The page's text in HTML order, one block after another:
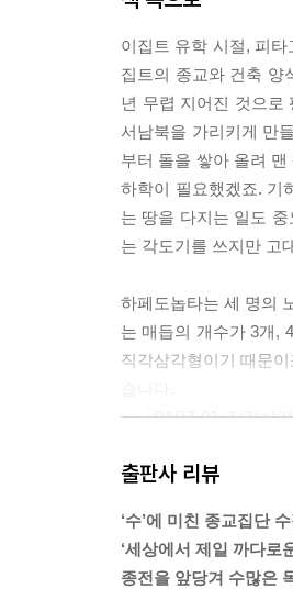
이집트 유학 시절, 피
집트의 종교와 건축 양
년 무렵 지어진 것으로
서남북을 가리키게 만
부터 돌을 쌓아 올려
하학이 필요했겠죠. 기
는 땅을 다지는 일도
는 각도기를 쓰지만 고
하페도놉타는 세 명의
는 매듭의 개수가 3개,
직각삼각형이기 때문
---「PART 01. 직각삼
페르마의 마지막 정리
08년 볼프스켈상이
볼프스켈이 상금을 기
출판사 리뷰
‘수’에 미친 종교집단
‘세상에서 제일 까다로
종전을 앞당겨 수많은